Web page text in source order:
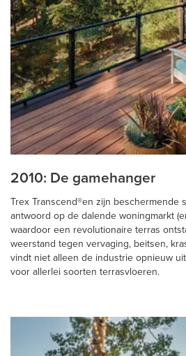
2010: De gamehanger
Trex Transcend®en zijn beschermende
antwoord op de dalende woningmarkt
waardoor een revolutionaire terras
weerstand tegen vervaging, beitsen,
vindt niet alleen de industrie opnieuw
voor allerlei soorten terrasvloeren.